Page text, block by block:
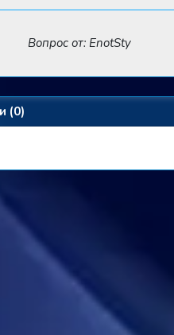
Вопрос от: EnotSty
(0)